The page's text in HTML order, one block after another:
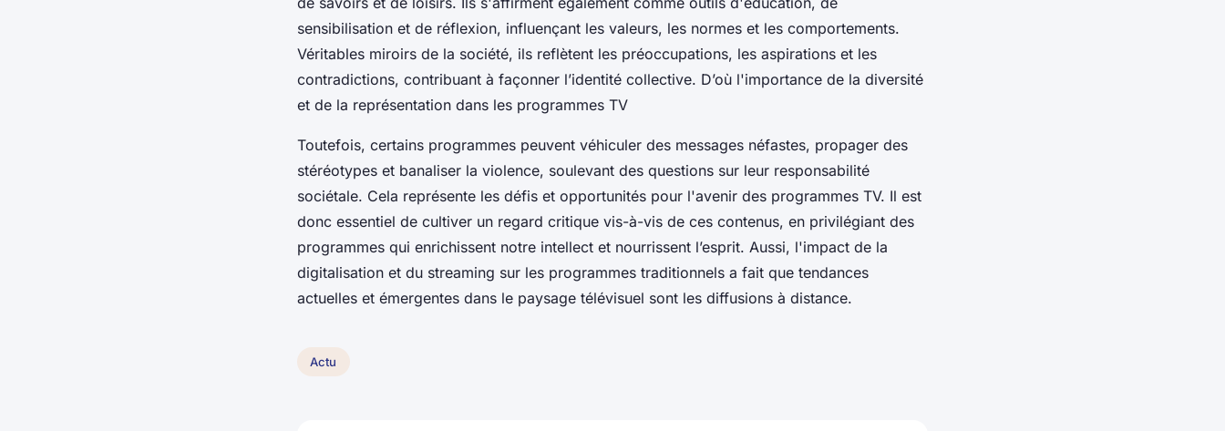
sensibilisation et de réflexion, influençant les valeurs, les normes et les comportements.
Véritables miroirs de la société, ils reflètent les préoccupations, les aspirations et les
contradictions, contribuant à façonner l’identité collective. D’où l'importance de la diversité
et de la représentation dans les programmes TV
Toutefois, certains programmes peuvent véhiculer des messages néfastes, propager des
stéréotypes et banaliser la violence, soulevant des questions sur leur responsabilité
sociétale. Cela représente les défis et opportunités pour l'avenir des programmes TV. Il est
donc essentiel de cultiver un regard critique vis-à-vis de ces contenus, en privilégiant des
programmes qui enrichissent notre intellect et nourrissent l’esprit. Aussi, l'impact de la
digitalisation et du streaming sur les programmes traditionnels a fait que tendances
actuelles et émergentes dans le paysage télévisuel sont les diffusions à distance.
Actu